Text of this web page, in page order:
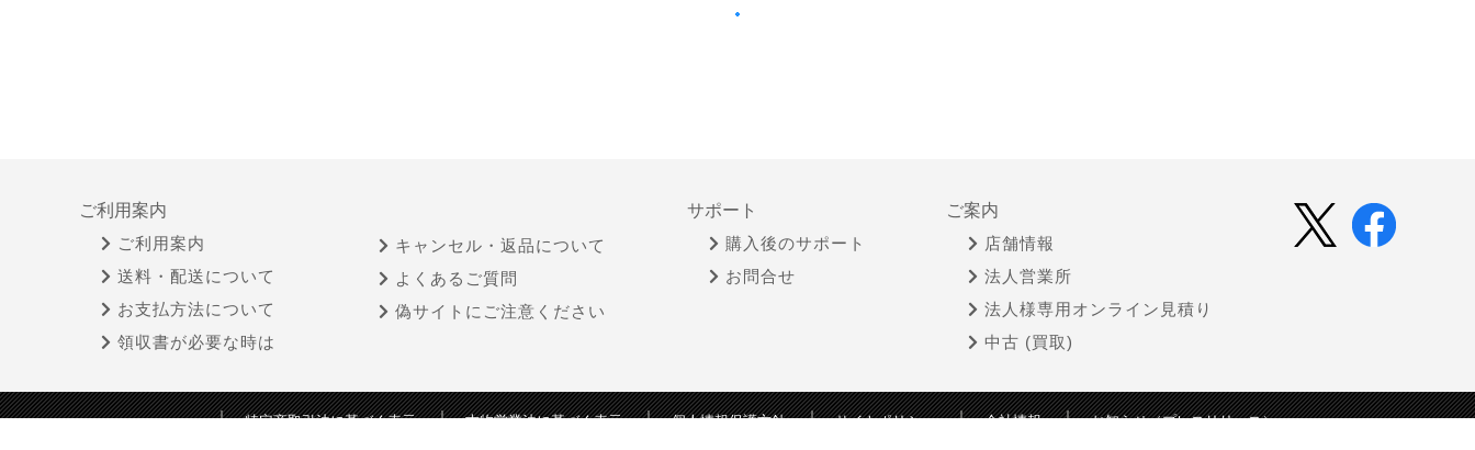
ご利用案内
ご利用案内
送料・配送について
お支払方法について
領収書が必要な時は
キャンセル・返品について
よくあるご質問
偽サイトにご注意ください
サポート
購入後のサポート
お問合せ
ご案内
店舗情報
法人営業所
法人様専用オンライン見積り
中古 (買取)
特定商取引法に基づく表示 古物営業法に基づく表示 個人情報保護方針 サイトポリシー 会社情報 お知らせ（プレスリリース）